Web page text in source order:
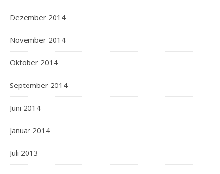
Dezember 2014
November 2014
Oktober 2014
September 2014
Juni 2014
Januar 2014
Juli 2013